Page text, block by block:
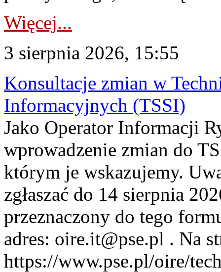
Więcej...
3 sierpnia 2026, 15:55
Konsultacje zmian w
Informacyjnych (TSSI)
Jako Operator Informacji
wprowadzenie zmian do
którym je wskazujemy.
zgłaszać do 14 sierpnia
przeznaczony do tego
adres: oire.it@pse.pl . Na
https://www.pse.pl/oire/